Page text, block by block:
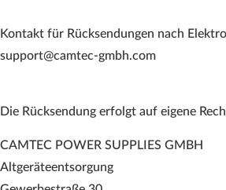
Kontakt für Rücksendungen nach
support@camtec-gmbh.com
Die Rücksendung erfolgt auf eigene
CAMTEC POWER SUPPLIES GMBH
Altgeräteentsorgung